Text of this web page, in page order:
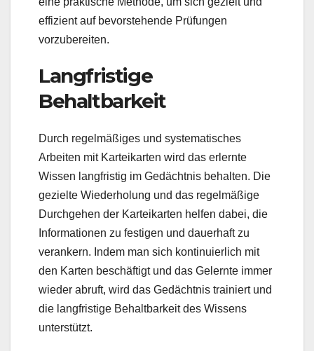
effizient auf bevorstehende Prüfungen
vorzubereiten.
Langfristige
Behaltbarkeit
Durch regelmäßiges und systematisches
Arbeiten mit Karteikarten wird das erlernte
Wissen langfristig im Gedächtnis behalten. Die
gezielte Wiederholung und das regelmäßige
Durchgehen der Karteikarten helfen dabei, die
Informationen zu festigen und dauerhaft zu
verankern. Indem man sich kontinuierlich mit
den Karten beschäftigt und das Gelernte immer
wieder abruft, wird das Gedächtnis trainiert und
die langfristige Behaltbarkeit des Wissens
unterstützt.